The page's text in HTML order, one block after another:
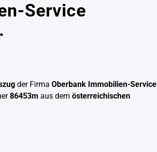
Service
der Firma Oberbank Immobilien-Service
86453m aus dem österreichischen